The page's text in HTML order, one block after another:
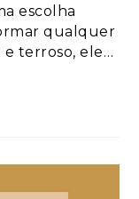
escolha
qualquer
terroso, ele…